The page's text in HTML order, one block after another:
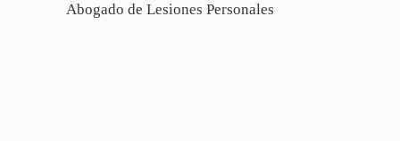
Abogado de Lesiones Personales